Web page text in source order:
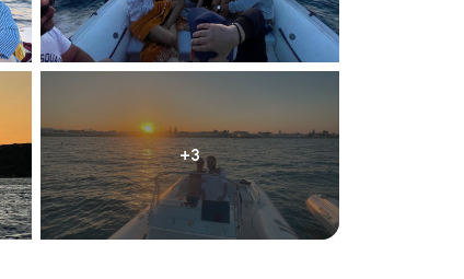
+3